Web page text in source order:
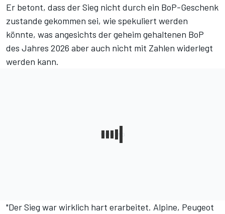
Er betont, dass der Sieg nicht durch ein BoP-Geschenk
zustande gekommen sei, wie spekuliert werden
könnte, was angesichts dergeheim gehaltenen BoP
des Jahres 2026 aber auch nicht mit Zahlen widerlegt
werden kann.
"Der Sieg war wirklich hart erarbeitet. Alpine, Peugeot